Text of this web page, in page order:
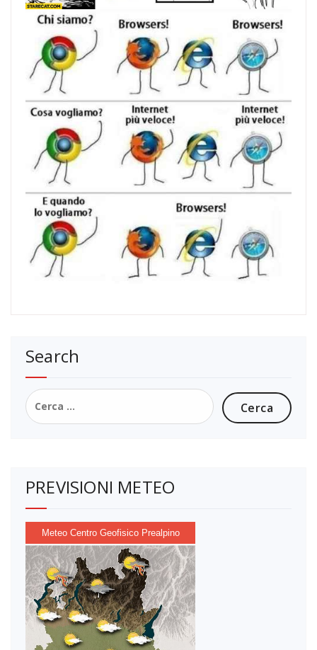
Search
Ricerca
per:
PREVISIONI METEO